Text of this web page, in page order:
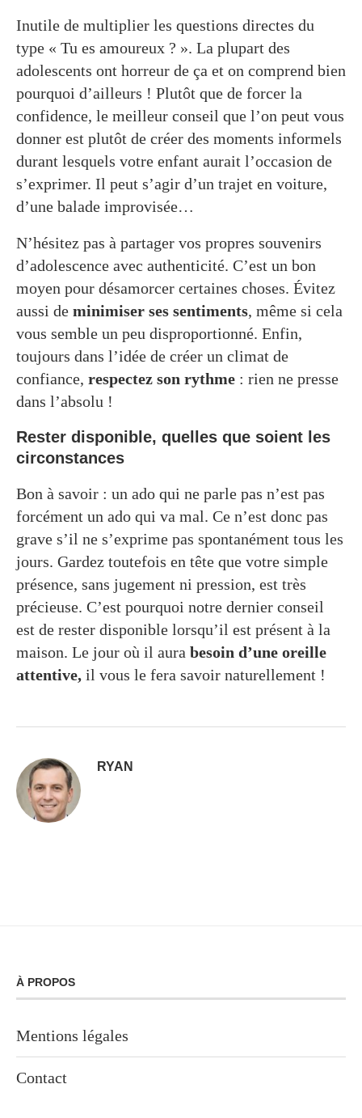
Inutile de multiplier les questions directes du
type « Tu es amoureux ? ». La plupart des
adolescents ont horreur de ça et on comprend bien
pourquoi d’ailleurs ! Plutôt que de forcer la
confidence, le meilleur conseil que l’on peut vous
donner est plutôt de créer des moments informels
durant lesquels votre enfant aurait l’occasion de
s’exprimer. Il peut s’agir d’un trajet en voiture,
d’une balade improvisée…
N’hésitez pas à partager vos propres souvenirs
d’adolescence avec authenticité. C’est un bon
moyen pour désamorcer certaines choses. Évitez
aussi de minimiser ses sentiments, même si cela
vous semble un peu disproportionné. Enfin,
toujours dans l’idée de créer un climat de
confiance, respectez son rythme : rien ne presse
dans l’absolu !
Rester disponible, quelles que soient les
circonstances
Bon à savoir : un ado qui ne parle pas n’est pas
forcément un ado qui va mal. Ce n’est donc pas
grave s’il ne s’exprime pas spontanément tous les
jours. Gardez toutefois en tête que votre simple
présence, sans jugement ni pression, est très
précieuse. C’est pourquoi notre dernier conseil
est de rester disponible lorsqu’il est présent à la
maison. Le jour où il aura besoin d’une oreille
attentive, il vous le fera savoir naturellement !
RYAN
À PROPOS
Mentions légales
Contact